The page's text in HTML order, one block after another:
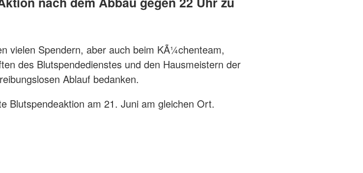
vielen Spendern, aber auch beim KÃ¼chenteam,
des Blutspendedienstes und den Hausmeistern der
Ablauf bedanken.
Blutspendeaktion am 21. Juni am gleichen Ort.